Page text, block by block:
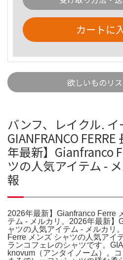
カートに
欲しいものリ
バンフ、レイクル.
GIANFRANCO
年最新】Gianfranco
ツの人気アイテム -
報
2026年最新】Gianfranco Ferre
テム - メルカリ。2026年最新】
ャツの人気アイテム - メルカリ
Ferre メンズ シャツの人気アイ
ランコフェレのシャツです。
knovum（アンタイノーム）。